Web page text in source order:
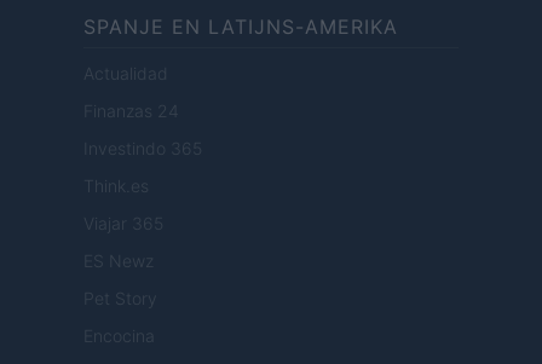
SPANJE EN LATIJNS-AMERIKA
Actualidad
Finanzas 24
Investindo 365
Think.es
Viajar 365
ES Newz
Pet Story
Encocina